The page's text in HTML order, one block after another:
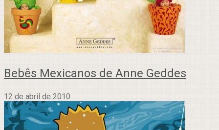
Bebês Mexicanos de Anne Geddes
12 de abril de 2010